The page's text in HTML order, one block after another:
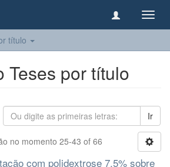
título
Teses por título
Ir
no momento 25-43 of 66
com polidextrose 7,5% sobre